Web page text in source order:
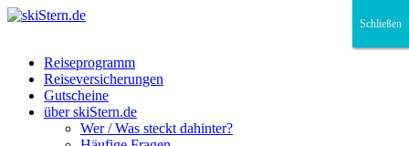
Reiseprogramm
Reiseversicherungen
Gutscheine
über skiStern.de
Wer / Was steckt dahinter?
Schließen
Schließen
Schließen